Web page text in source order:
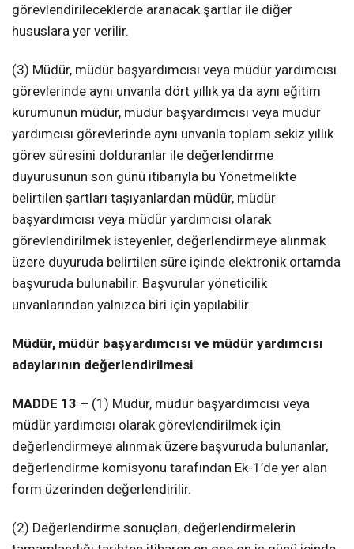
görevlendirileceklerde aranacak şartlar ile diğer
hususlara yer verilir.
(3) Müdür, müdür başyardımcısı veya müdür yardımcısı
görevlerinde aynı unvanla dört yıllık ya da aynı eğitim
kurumunun müdür, müdür başyardımcısı veya müdür
yardımcısı görevlerinde aynı unvanla toplam sekiz yıllık
görev süresini dolduranlar ile değerlendirme
duyurusunun son günü itibarıyla bu Yönetmelikte
belirtilen şartları taşıyanlardan müdür, müdür
başyardımcısı veya müdür yardımcısı olarak
görevlendirilmek isteyenler, değerlendirmeye alınmak
üzere duyuruda belirtilen süre içinde elektronik ortamda
başvuruda bulunabilir. Başvurular yöneticilik
unvanlarından yalnızca biri için yapılabilir.
Müdür, müdür başyardımcısı ve müdür yardımcısı
adaylarının değerlendirilmesi
MADDE 13 – (1) Müdür, müdür başyardımcısı veya
müdür yardımcısı olarak görevlendirilmek için
değerlendirmeye alınmak üzere başvuruda bulunanlar,
değerlendirme komisyonu tarafından Ek-1’de yer alan
form üzerinden değerlendirilir.
(2) Değerlendirme sonuçları, değerlendirmelerin